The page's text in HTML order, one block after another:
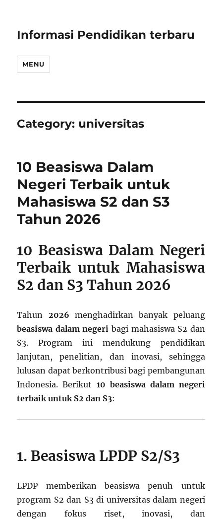
Informasi Pendidikan terbaru
MENU
Category: universitas
10 Beasiswa Dalam
Negeri Terbaik untuk
Mahasiswa S2 dan S3
Tahun 2026
10 Beasiswa Dalam Negeri
Terbaik untuk Mahasiswa
S2 dan S3 Tahun 2026
Tahun 2026 menghadirkan banyak peluang
beasiswa dalam negeri bagi mahasiswa S2 dan
S3. Program ini mendukung pendidikan
lanjutan, penelitian, dan inovasi, sehingga
lulusan dapat berkontribusi bagi pembangunan
Indonesia. Berikut 10 beasiswa dalam negeri
terbaik untuk S2 dan S3:
1. Beasiswa LPDP S2/S3
LPDP memberikan beasiswa penuh untuk
program S2 dan S3 di universitas dalam negeri
dengan fokus riset, inovasi, dan